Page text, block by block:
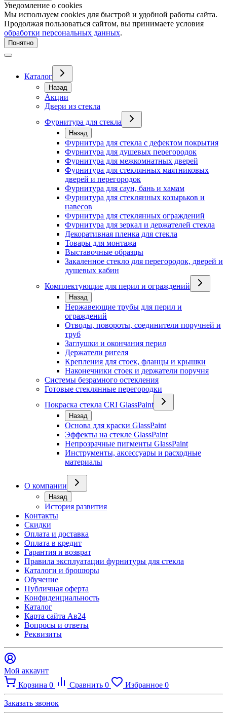
Уведомление о cookies
Мы используем cookies для быстрой и удобной работы сайта.
Продолжая пользоваться сайтом, вы принимаете условия
обработки персональных данных.
Понятно
Каталог
Назад
Акции
Двери из стекла
Фурнитура для стекла
Назад
Фурнитура для стекла с дефектом покрытия
Фурнитура для душевых перегородок
Фурнитура для межкомнатных дверей
Фурнитура для стеклянных маятниковых
дверей и перегородок
Фурнитура для саун, бань и хамам
Фурнитура для стеклянных козырьков и
навесов
Фурнитура для стеклянных ограждений
Фурнитура для зеркал и держателей стекла
Декоративная пленка для стекла
Товары для монтажа
Выставочные образцы
Закаленное стекло для перегородок, дверей и
душевых кабин
Комплектующие для перил и ограждений
Назад
Нержавеющие трубы для перил и
ограждений
Отводы, повороты, соединители поручней и
труб
Заглушки и окончания перил
Держатели ригеля
Крепления для стоек, фланцы и крышки
Наконечники стоек и держатели поручня
Системы безрамного остекления
Готовые стеклянные перегородки
Покраска стекла CRI GlassPaint
Назад
Основа для краски GlassPaint
Эффекты на стекле GlassPaint
Непрозрачные пигменты GlassPaint
Инструменты, аксессуары и расходные
материалы
О компании
Назад
История развития
Контакты
Скидки
Оплата и доставка
Оплата в кредит
Гарантия и возврат
Правила эксплуатации фурнитуры для стекла
Каталоги и брошюры
Обучение
Публичная оферта
Конфиденциальность
Каталог
Карта сайта Ав24
Вопросы и ответы
Реквизиты
Мой аккаунт
Корзина 0 Сравнить 0 Избранное 0
Заказать звонок